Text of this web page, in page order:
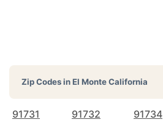
Zip Codes inEl Monte California
91731 91732 91734